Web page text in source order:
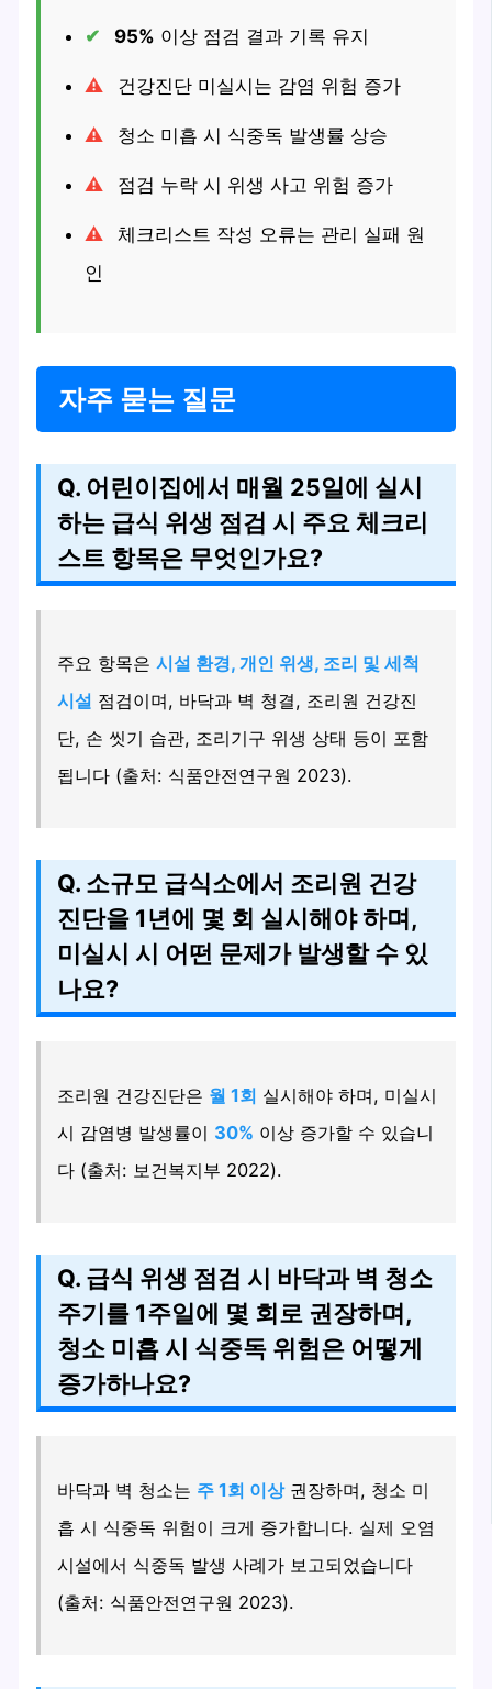
95% 이상 점검 결과 기록 유지
건강진단 미실시는 감염 위험 증가
청소 미흡 시 식중독 발생률 상승
점검 누락 시 위생 사고 위험 증가
체크리스트 작성 오류는 관리 실패 원
인
자주 묻는 질문
Q. 어린이집에서 매월 25일에 실시
하는 급식 위생 점검 시 주요 체크리
스트 항목은 무엇인가요?
주요 항목은시설 환경, 개인 위생, 조리 및 세척
시설 점검이며, 바닥과 벽 청결, 조리원 건강진
단, 손 씻기 습관, 조리기구 위생 상태 등이 포함
됩니다 (출처: 식품안전연구원 2023).
Q. 소규모 급식소에서 조리원 건강
진단을 1년에 몇 회 실시해야 하며,
미실시 시 어떤 문제가 발생할 수 있
나요?
조리원 건강진단은 월 1회 실시해야 하며, 미실시
시 감염병 발생률이 30% 이상 증가할 수 있습니
다 (출처: 보건복지부 2022).
Q. 급식 위생 점검 시 바닥과 벽 청소
주기를 1주일에 몇 회로 권장하며,
청소 미흡 시 식중독 위험은 어떻게
증가하나요?
바닥과 벽 청소는 주 1회 이상권장하며, 청소 미
흡 시 식중독 위험이 크게 증가합니다. 실제 오염
시설에서 식중독 발생 사례가 보고되었습니다
(출처: 식품안전연구원 2023).